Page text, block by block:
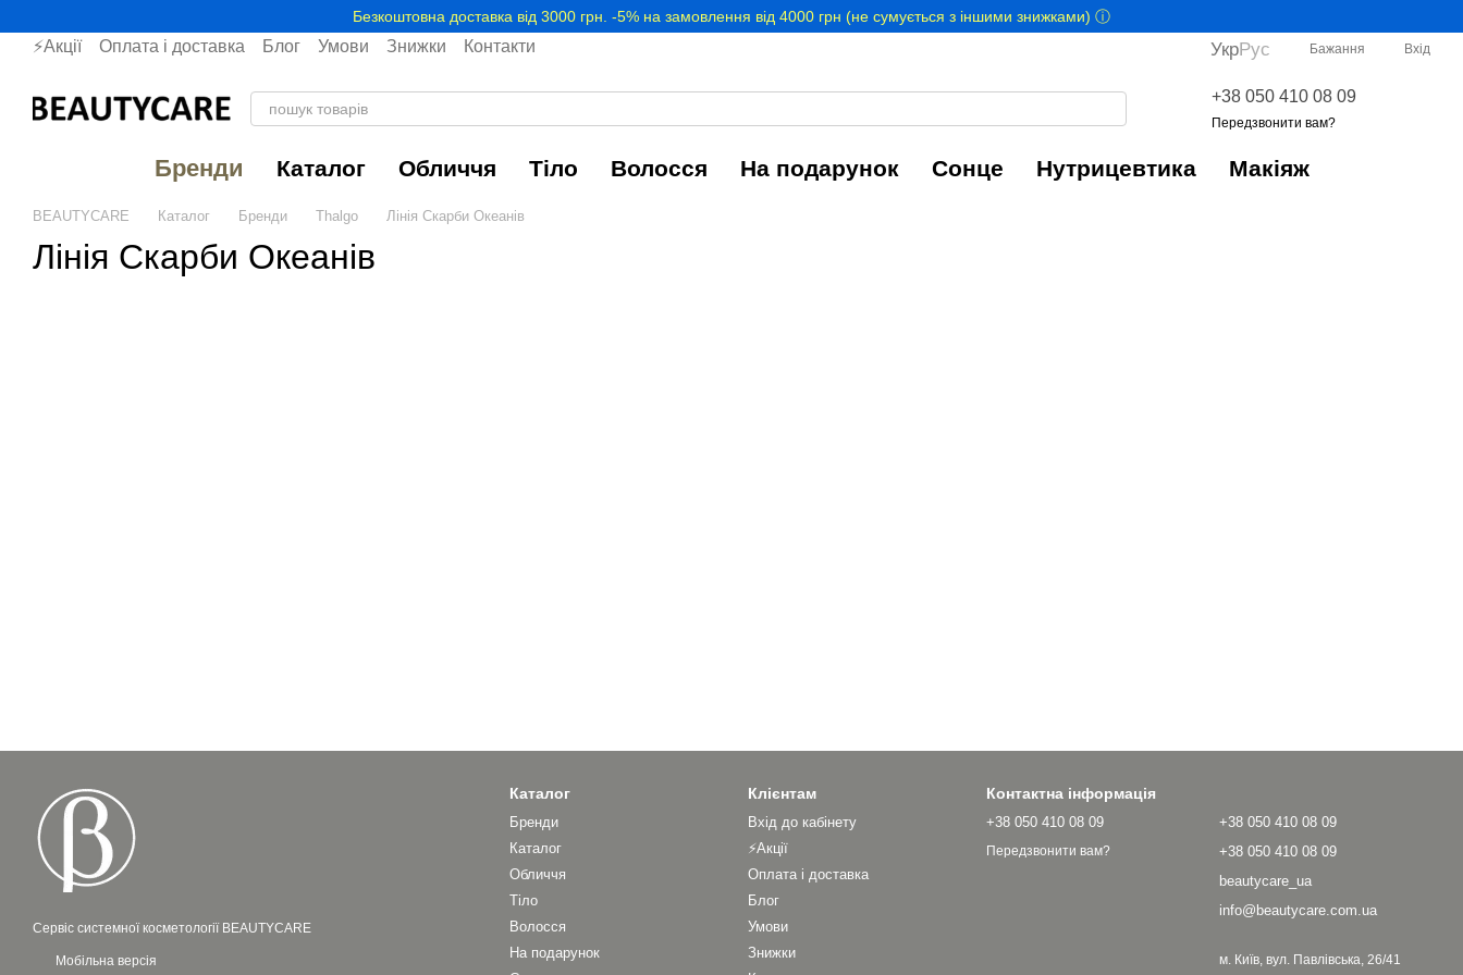
Безкоштовна доставка від 3000 грн. -5% на замовлення від 4000 грн (не сумується з іншими знижками) ⓘ
⚡Акції Оплата і доставка Блог Умови Знижки Контакти УкрРус Бажання Вхід
+38 050 410 08 09
Передзвонити вам?
Бренди Каталог Обличчя Тіло Волосся На подарунок Сонце Нутрицевтика Макіяж
BEAUTYCARE Каталог Бренди Thalgo Лінія Скарби Океанів
Лінія Скарби Океанів
Сервіс системної косметології BEAUTYCARE
Мобільна версія
Каталог
Бренди
Каталог
Обличчя
Тіло
Волосся
На подарунок
Клієнтам
Вхід до кабінету
⚡Акції
Оплата і доставка
Блог
Умови
Знижки
Контактна інформація
+38 050 410 08 09
Передзвонити вам?
+38 050 410 08 09
+38 050 410 08 09
beautycare_ua
info@beautycare.com.ua
м. Київ, вул. Павлівська, 26/41